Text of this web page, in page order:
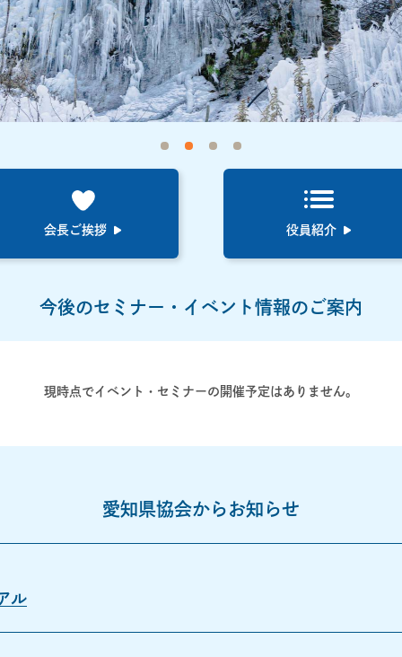
会長ご挨拶 役員紹介
今後のセミナー・イベント情報のご案内
現時点でイベント・セミナーの開催予定はありません。
愛知県協会からお知らせ
ル